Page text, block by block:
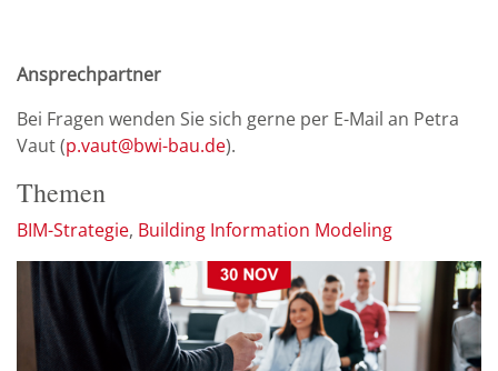
Ansprechpartner
Bei Fragen wenden Sie sich gerne per E-Mail an Petra
Vaut (p.vaut@bwi-bau.de).
Themen
BIM-Strategie Building Information Modeling